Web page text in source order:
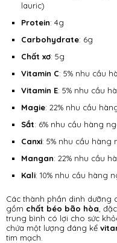
lauric)
Protein: 4g
Carbohydrate: 6g
Chất xơ: 5g
Vitamin C: 5% nhu cầu
Vitamin E: 5% nhu cầu
Magie: 22% nhu cầu
Sắt: 6% nhu cầu hàng
Canxi: 5% nhu cầu hàng
Mangan: 22% nhu cầu
Kali: 10% nhu cầu hàng
Các thành phần dinh dưỡng
gồm chất béo bão hòa ,
trung bình có lợi cho sức
chứa một lượng đáng kể
tim mạch.